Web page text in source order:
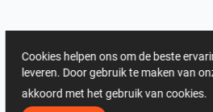
Cookies helpen ons om de beste
leveren. Door gebruik te maken van
akkoord met het gebruik van cookies.